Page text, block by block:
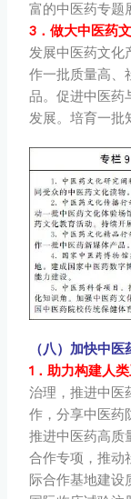
富的中医药专题
3．做大中医药
发展中医药文化
作一批质量高、
品。促进中医药
发展。培育一批
（八）加快中医
1．助力构建人
治理，推进中医
作，分享中医药
推进中医药高质
合作专项，推动
际合作基地建设